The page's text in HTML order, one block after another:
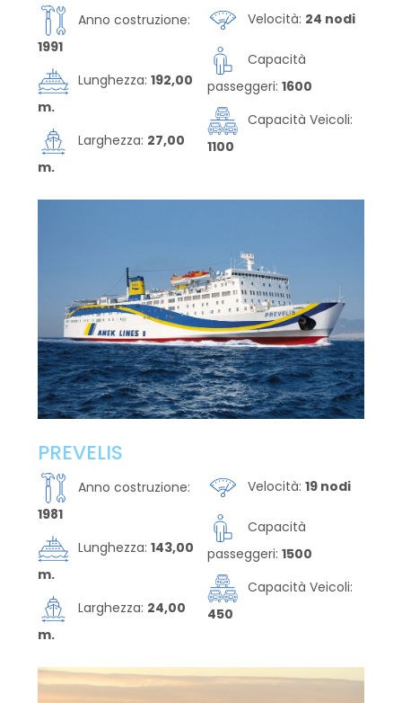
Anno costruzione:
1991
Lunghezza: 192,00
m.
Larghezza: 27,00
m.
Velocità: 24 nodi
Capacità
passeggeri: 1600
Capacità Veicoli:
1100
PREVELIS
Anno costruzione:
1981
Lunghezza: 143,00
m.
Larghezza: 24,00
m.
Velocità: 19 nodi
Capacità
passeggeri: 1500
Capacità Veicoli:
450